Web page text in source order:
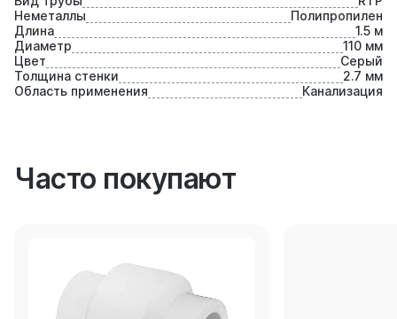
Неметаллы
Полипропилен
Длина
1.5 м
Диаметр
110 мм
Цвет
Серый
Толщина стенки
2.7 мм
Область применения
Канализация
Часто покупают